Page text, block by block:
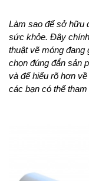
Làm sao để sở hữu
sức khỏe. Đây
thuật vẽ móng
chọn đúng đắn sản
và để hiểu rõ hơn
các bạn có thể